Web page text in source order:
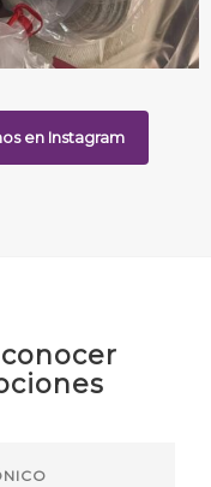
en Instagram